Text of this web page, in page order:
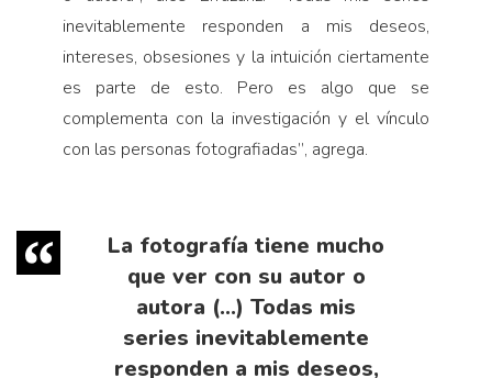
inevitablemente responden a mis deseos,
intereses, obsesiones y la intuición ciertamente
es parte de esto. Pero es algo que se
complementa con la investigación y el vínculo
con las personas fotografiadas”, agrega.
La fotografía tiene mucho
que ver con su autor o
autora (…) Todas mis
series inevitablemente
responden a mis deseos,